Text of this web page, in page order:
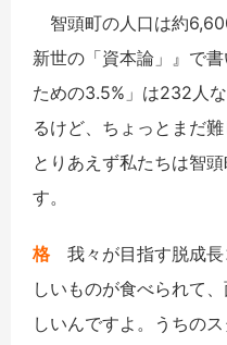
智頭町の人口は約
新世の「資本論」』で
ための3.5%」は232人
るけど、ちょっとまだ
とりあえず私たちは智
す。
格我々が目指す脱成長
しいものが食べられて
しいんですよ。うちの